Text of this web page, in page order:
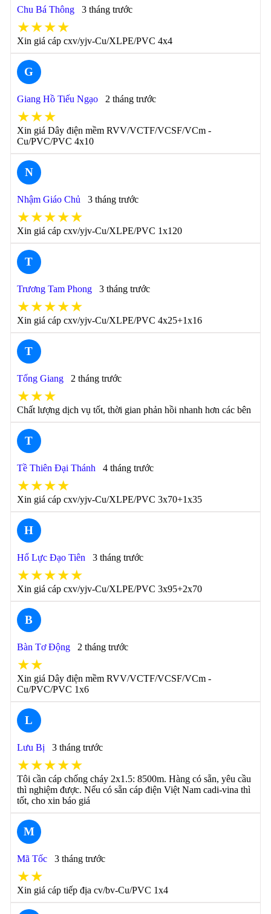
Chu Bá Thông 3 tháng trước
★★★★
Xin giá cáp cxv/yjv-Cu/XLPE/PVC 4x4
G
Giang Hồ Tiếu Ngạo 2 tháng trước
★★★
Xin giá Dây điện mềm RVV/VCTF/VCSF/VCm -
Cu/PVC/PVC 4x10
N
Nhậm Giáo Chủ 3 tháng trước
★★★★★
Xin giá cáp cxv/yjv-Cu/XLPE/PVC 1x120
T
Trương Tam Phong 3 tháng trước
★★★★★
Xin giá cáp cxv/yjv-Cu/XLPE/PVC 4x25+1x16
T
Tống Giang 2 tháng trước
★★★
Chất lượng dịch vụ tốt, thời gian phản hồi nhanh hơn các bên
T
Tề Thiên Đại Thánh 4 tháng trước
★★★★
Xin giá cáp cxv/yjv-Cu/XLPE/PVC 3x70+1x35
H
Hổ Lực Đạo Tiên 3 tháng trước
★★★★★
Xin giá cáp cxv/yjv-Cu/XLPE/PVC 3x95+2x70
B
Bàn Tơ Động 2 tháng trước
★★
Xin giá Dây điện mềm RVV/VCTF/VCSF/VCm -
Cu/PVC/PVC 1x6
L
Lưu Bị 3 tháng trước
★★★★★
Tôi cần cáp chống cháy 2x1.5: 8500m. Hàng có sẵn, yêu cầu
thì nghiệm được. Nếu có sẵn cáp điện Việt Nam cadi-vina thì
tốt, cho xin báo giá
M
Mã Tốc 3 tháng trước
★★
Xin giá cáp tiếp địa cv/bv-Cu/PVC 1x4